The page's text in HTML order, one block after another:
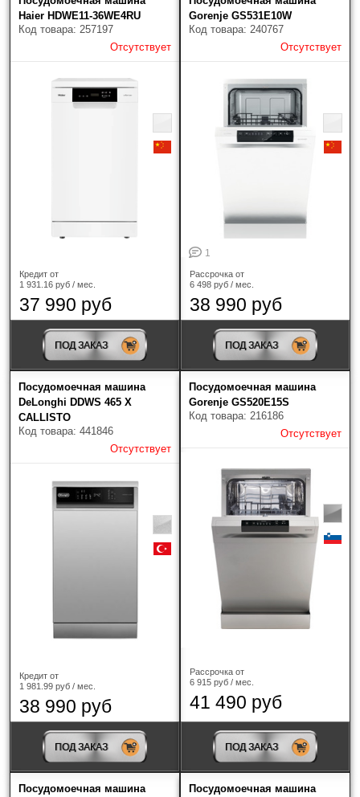
Haier HDWE11-36WE4RU
Код товара: 257197
Отсутствует
Кредит от
1 931.16 руб / мес.
37 990 руб
ПОД ЗАКАЗ
Gorenje GS531E10W
Код товара: 240767
Отсутствует
1
Рассрочка от
6 498 руб / мес.
38 990 руб
ПОД ЗАКАЗ
Посудомоечная машина
DeLonghi DDWS 465 X
CALLISTO
Код товара: 441846
Отсутствует
Кредит от
1 981.99 руб / мес.
38 990 руб
ПОД ЗАКАЗ
Посудомоечная машина
Gorenje GS520E15S
Код товара: 216186
Отсутствует
Рассрочка от
6 915 руб / мес.
41 490 руб
ПОД ЗАКАЗ
Посудомоечная машина
Посудомоечная машина